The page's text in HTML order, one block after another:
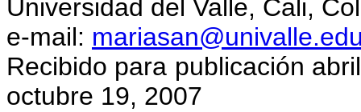
Universidad del Valle, Cali,
e-mail:
Recibido para publicación
octubre 19, 2007